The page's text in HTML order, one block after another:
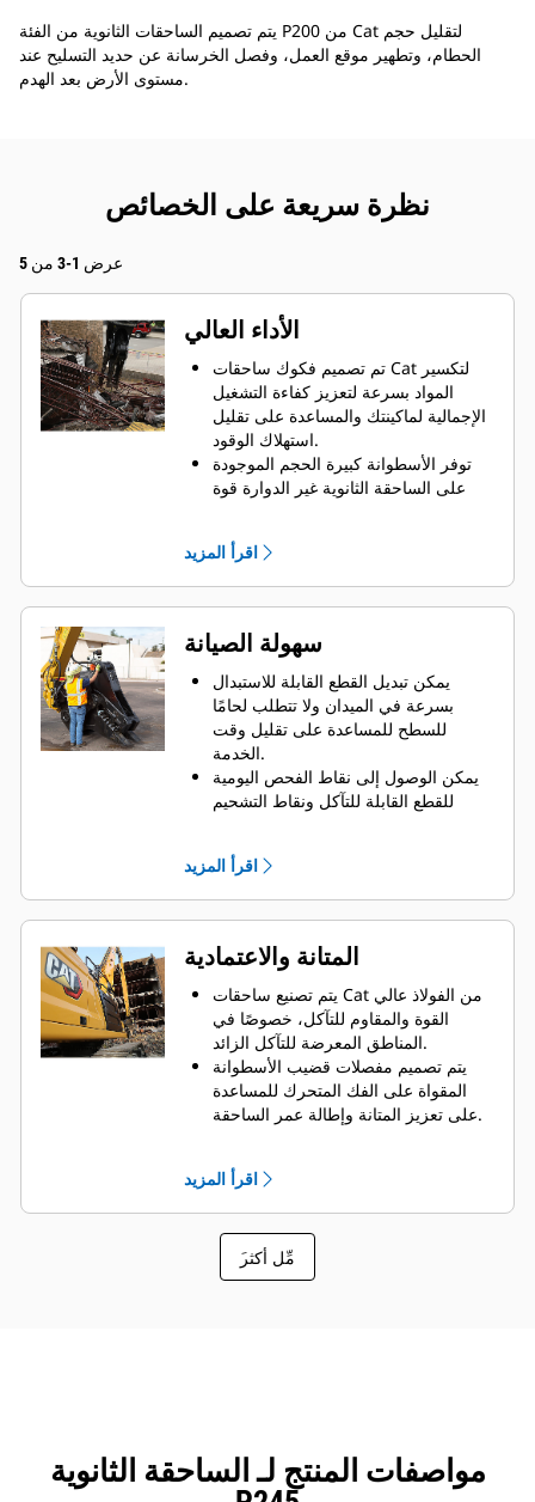
يتم تصميم الساحقات الثانوية من الفئة P200 من Cat لتقليل حجم
الحطام، وتطهير موقع العمل، وفصل الخرسانة عن حديد التسليح عند
مستوى الأرض بعد الهدم.
نظرة سريعة على الخصائص
عرض 1-3 من 5
الأداء العالي
تم تصميم فكوك ساحقات Cat لتكسير
المواد بسرعة لتعزيز كفاءة التشغيل
الإجمالية لماكينتك والمساعدة على تقليل
استهلاك الوقود.
توفر الأسطوانة كبيرة الحجم الموجودة
على الساحقة الثانوية غير الدوارة قوة
يقوم صمام معزز السرعة بموازنة
السرعة والقوة بشكل فعال، مما يحقق
مد دورات سريعة وقوة إغلاق قوية
اقرأ المزيد
سهولة الصيانة
يمكن تبديل القطع القابلة للاستبدال
بسرعة في الميدان ولا تتطلب لحامًا
للسطح للمساعدة على تقليل وقت
الخدمة.
يمكن الوصول إلى نقاط الفحص اليومية
للقطع القابلة للتآكل ونقاط التشحيم
يمكن تنفيذ أعمال الصيانة بأمان مع
سهولة الوصول من خلال لوحة فحص
واحدة.
تتم حماية المكونات الهيدروليكية من
التلف داخل المبيت، مما يساعد على
تقليل وقت التوقف عن العمل في موقع
العمل.
اقرأ المزيد
المتانة والاعتمادية
يتم تصنيع ساحقات Cat من الفولاذ عالي
القوة والمقاوم للتآكل، خصوصًا في
المناطق المعرضة للتآكل الزائد.
يتم تصميم مفصلات قضيب الأسطوانة
المقواة على الفك المتحرك للمساعدة
على تعزيز المتانة وإطالة عمر الساحقة.
تتميز ساحقات Cat بتعدد الاستخدامات
في أعمال الهدم، مما يجعلها اختيارك
الأفضل لمجموعة واسعة من مواقع
العمل.
اقرأ المزيد
َمِّل أكثر
مواصفات المنتج لـ الساحقة الثانوية